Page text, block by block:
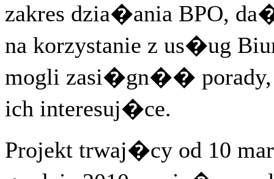
zakres dzia�ania BPO,
na korzystanie z us�ug
mogli zasi�gn��
ich interesuj�ce.
Projekt trwaj�cy od 10